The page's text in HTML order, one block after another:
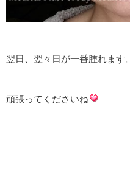
翌日、翌々日が一番腫れます。
頑張ってくださいね